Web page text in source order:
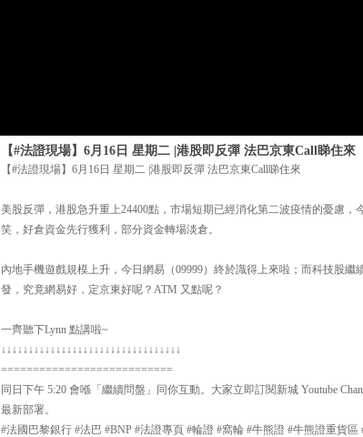
【#法證現場】6月16日 星期二 |港股即反彈 法巴京東Call睇住來
【#法證現場】6月16日 星期二 |港股即反彈 法巴京東Call睇住來
美股反彈，港股急升重上24400點，市場短期已經消化第二波疫情的憂慮
笑，好倉資金先行獲利，部分資金轉場淡倉。
內地手機遊戲規模上升，今日網易（09999）終於識得上來啦；而科技股
發，究竟網易好，定京東好呢？ATM 又點呢？
一齊聽下Lynn 點講啦~
↓↓↓↓↓↓↓↓↓↓↓↓↓↓↓↓↓↓↓↓↓↓↓↓↓↓↓↓↓↓↓↓↓
===========================
同日下午 5:20 會喺「繼續問盤」同你互動。大家立即訂閱新城 Youtube
最新部署。
#法國巴黎銀行 #法巴 #BNP #法證專頁 #輪證 #窩輪 #牛熊證 #牛熊證重貨